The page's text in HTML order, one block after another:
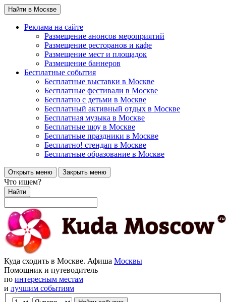
Найти в Москве
Реклама на сайте
Размещение анонсов мероприятий
Размещение ресторанов и кафе
Размещение мест и площадок
Размещение баннеров
Бесплатные события
Бесплатные выставки в Москве
Бесплатные фестивали в Москве
Бесплатно с детьми в Москве
Бесплатный активный отдых в Москве
Бесплатная музыка в Москве
Бесплатные шоу в Москве
Бесплатные праздники в Москве
Бесплатно! стендап в Москве
Бесплатные образование в Москве
Открыть меню Закрыть меню
Что ищем?
Найти
Куда сходить в Москве. Афиша Москвы
Помощник и путеводитель
по интересным местам
и лучшим событиям